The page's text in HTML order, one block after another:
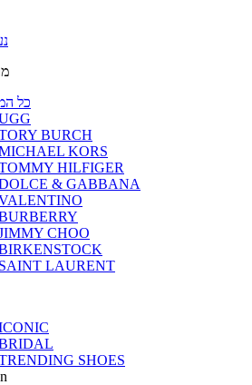
כל
BURCH
KORS
HILFIGER
& GABBANA
CHOO
SAINT LAURENT
SHOES